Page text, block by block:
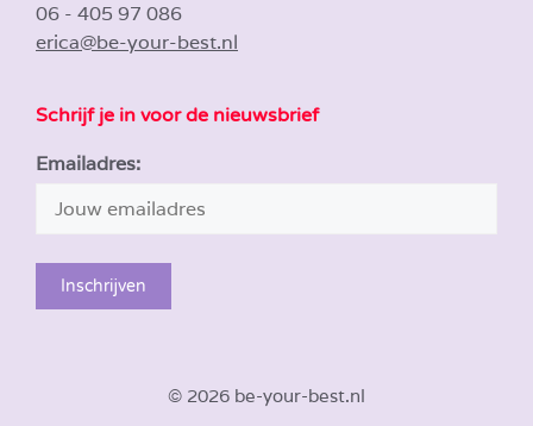
06 - 405 97 086
erica@be-your-best.nl
Schrijf je in voor de nieuwsbrief
Emailadres:
© 2026 be-your-best.nl